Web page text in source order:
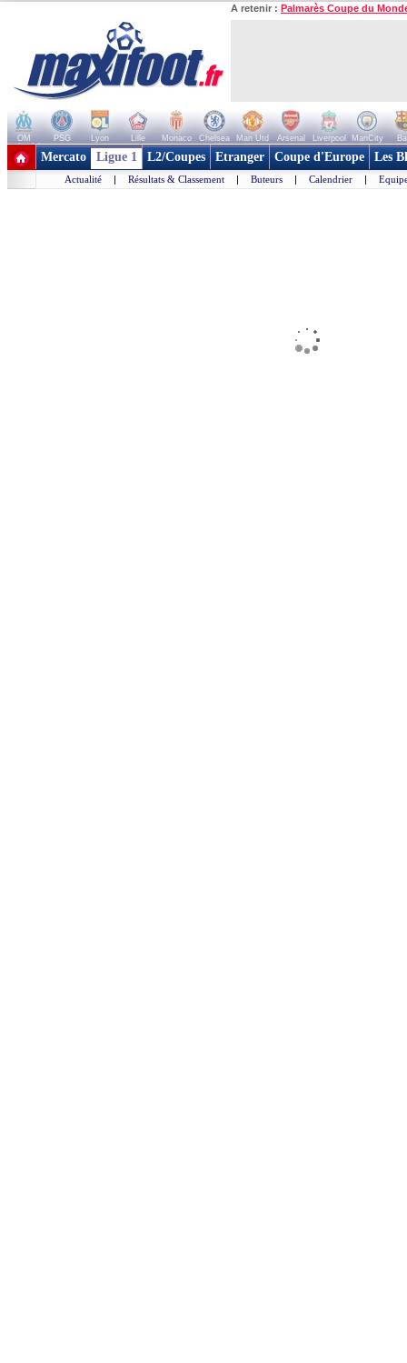
A retenir : Palmarès Coupe du
OM PSG Lyon Lille Monaco Chelsea Man Utd Arsenal Liverpool ManCity
+ de clubs
Mercato Ligue 1 L2/Coupes Etranger Coupe d'Europe Les
Actualité | Résultats & Classement | Buteurs | Calendrier |